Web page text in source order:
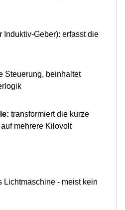
Induktiv-Geber): erfasst die
Steuerung, beinhaltet
transformiert die kurze
mehrere Kilovolt
Lichtmaschine - meist kein